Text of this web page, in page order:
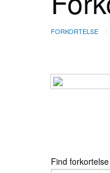
FORKORTELSE
Find forkortelse